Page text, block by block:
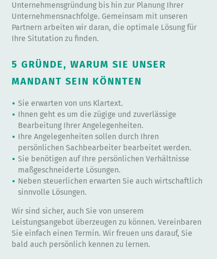
Unternehmensgründung bis hin zur Planung Ihrer
Unternehmensnachfolge. Gemeinsam mit unseren
Partnern arbeiten wir daran, die optimale Lösung für
Ihre Situtation zu finden.
5 GRÜNDE, WARUM SIE UNSER
MANDANT SEIN KÖNNTEN
Sie erwarten von uns Klartext.
Ihnen geht es um die zügige und zuverlässige
Bearbeitung Ihrer Angelegenheiten.
Ihre Angelegenheiten sollen durch Ihren
persönlichen Sachbearbeiter bearbeitet werden.
Sie benötigen auf Ihre persönlichen Verhältnisse
maßgeschneiderte Lösungen.
Neben steuerlichen erwarten Sie auch wirtschaftlich
sinnvolle Lösungen.
Wir sind sicher, auch Sie von unserem
Leistungsangebot überzeugen zu können. Vereinbaren
Sie einfach einen Termin. Wir freuen uns darauf, Sie
bald auch persönlich kennen zu lernen.